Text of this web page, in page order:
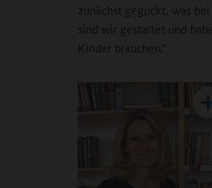
zunächst geguckt, was
sind wir gestartet und
Kinder brauchen.“